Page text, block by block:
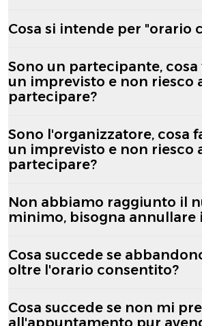
Cosa si intende per "orario
Sono un partecipante, cosa
un imprevisto e non riesco
partecipare?
Sono l'organizzatore, cosa
un imprevisto e non riesco
partecipare?
Non abbiamo raggiunto il
minimo, bisogna annullare
Cosa succede se
oltre l'orario consentito?
Cosa succede se non mi
all'appuntamento pur